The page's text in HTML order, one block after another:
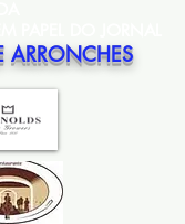
ARRONCHES